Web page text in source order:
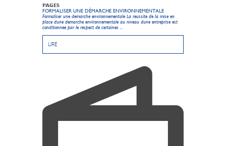
PAGES
FORMALISER UNE DÉMARCHE ENVIRONNEMENTALE
Formaliser une demarche environnementale La reussite de la mise en
place dune demarche environnementale au niveau dune entreprise est
conditionnee par le respect de certaines ...
LIRE